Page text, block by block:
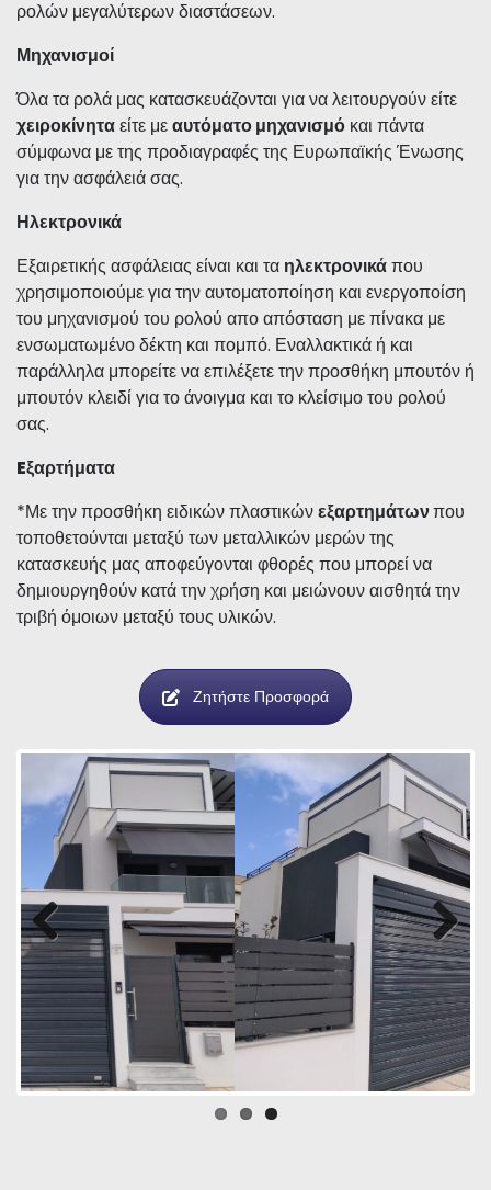
ρολών μεγαλύτερων διαστάσεων.
Μηχανισμοί
Όλα τα ρολά μας κατασκευάζονται για να λειτουργούν είτε
χειροκίνηταείτε μεαυτόματο μηχανισμό και πάντα
σύμφωνα με της προδιαγραφές της Ευρωπαϊκής Ένωσης
για την ασφάλειά σας.
Ηλεκτρονικά
Εξαιρετικής ασφάλειας είναι και τα ηλεκτρονικάπου
χρησιμοποιούμε για την αυτοματοποίηση και ενεργοποίση
του μηχανισμού του ρολού απο απόσταση με πίνακα με
ενσωματωμένο δέκτη και πομπό. Εναλλακτικά ή και
παράλληλα μπορείτε να επιλέξετε την προσθήκη μπουτόν ή
μπουτόν κλειδί για το άνοιγμα και το κλείσιμο του ρολού
σας.
Eξαρτήματα
*Με την προσθήκη ειδικών πλαστικώνεξαρτημάτωνπου
τοποθετούνται μεταξύ των μεταλλικών μερών της
κατασκευής μας αποφεύγονται φθορές που μπορεί να
δημιουργηθούν κατά την χρήση και μειώνουν αισθητά την
τριβή όμοιων μεταξύ τους υλικών.
Ζητήστε Προσφορά
Previous Next